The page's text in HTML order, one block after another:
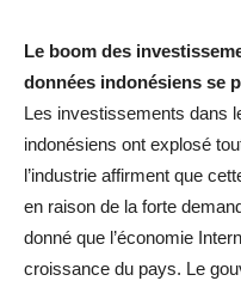
Le boom des
données indonésiens se
Les investissements dans
indonésiens ont explosé
l’industrie affirment que
en raison de la forte
donné que l’économie
croissance du pays. Le